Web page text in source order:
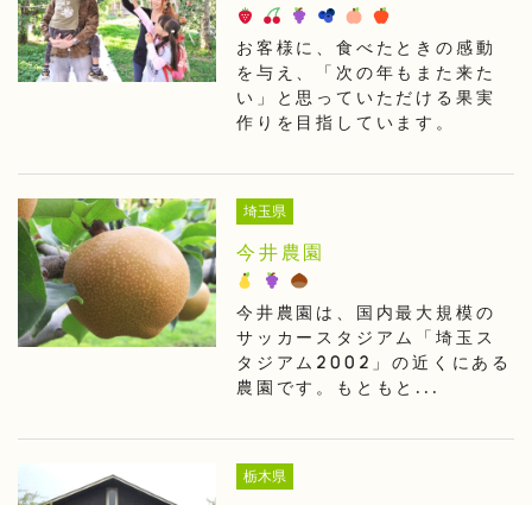
お客様に、食べたときの感動
を与え、「次の年もまた来た
い」と思っていただける果実
作りを目指しています。
埼玉県
今井農園
今井農園は、国内最大規模の
サッカースタジアム「埼玉ス
タジアム2002」の近くにある
農園です。もともと...
栃木県